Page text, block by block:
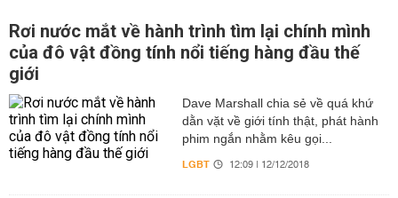
Rơi nước mắt về hành trình tìm lại chính mình
của đô vật đồng tính nổi tiếng hàng đầu thế
giới
Dave Marshall chia sẻ về quá khứ
dằn vặt về giới tính thật, phát hành
phim ngắn nhằm kêu gọi...
LGBT 12:09 | 12/12/2018